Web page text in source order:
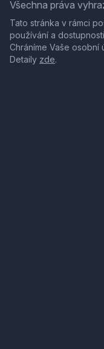
Všechna práva
Tato stránka v rámci
používání a
Chráníme Vaše osobní
Detaily zde.